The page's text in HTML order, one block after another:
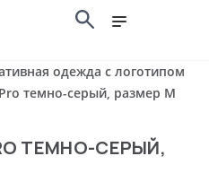
одежда с логотипом
темно-серый, размер M
ТЕМНО-СЕРЫЙ,